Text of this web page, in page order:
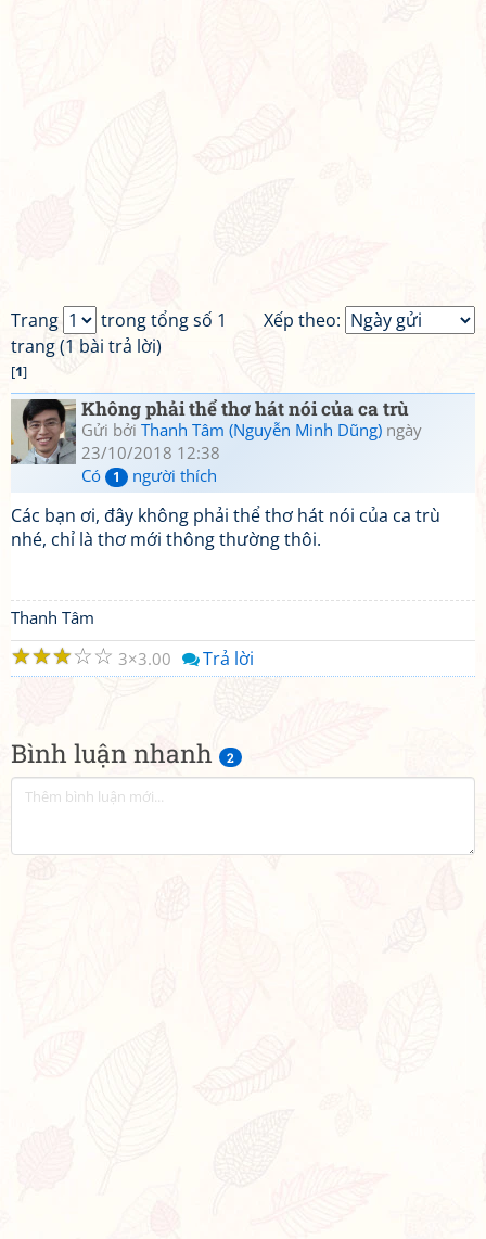
Bình luận nhanh 2
Xếp theo:
Trang
trong tổng số 1
trang (1 bài trả lời)
[1]
Không phải thể thơ hát nói của ca trù
Gửi bởi Thanh Tâm (Nguyễn Minh Dũng) ngày
23/10/2018 12:38
Có
1 người thích
Các bạn ơi, đây không phải thể thơ hát nói của ca trù
nhé, chỉ là thơ mới thông thường thôi.
Thanh Tâm
☆
☆
☆
☆
☆ 3 3.00 Trả lời